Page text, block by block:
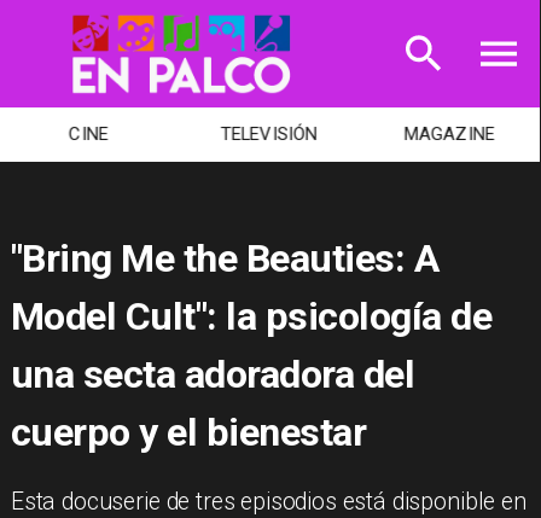
CINE TELEVISIÓN MAGAZINE
"Bring Me the Beauties: A
Model Cult": la psicología de
una secta adoradora del
cuerpo y el bienestar
Esta docuserie de tres episodios está disponible en